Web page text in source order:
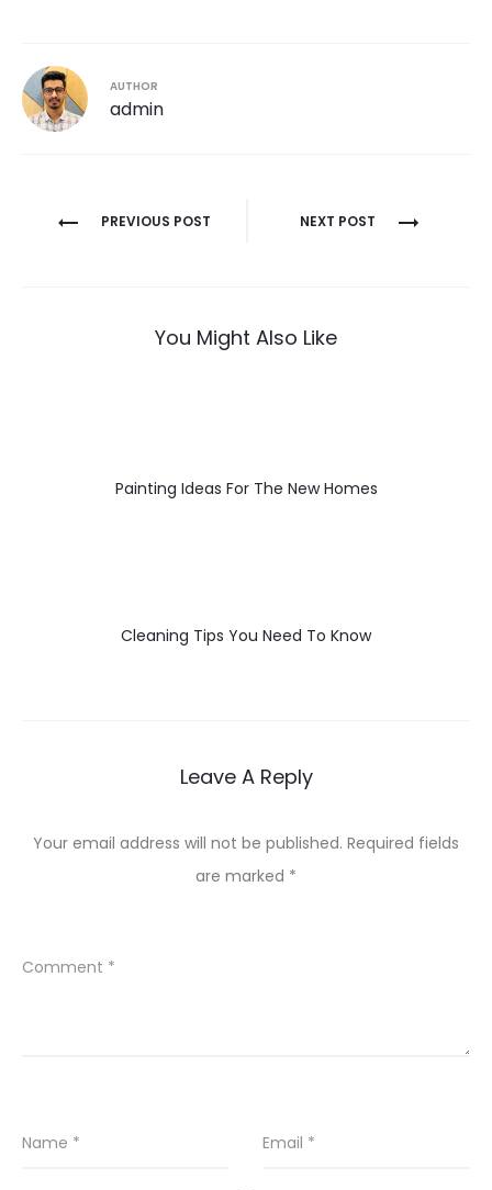
AUTHOR
admin
Post
PREVIOUS POST NEXT POST
You Might Also Like
Painting Ideas For The New Homes
Cleaning Tips You Need To Know
Leave A Reply
Your email address will not be published. Required fields
are marked *
Comment *
Name * Email *